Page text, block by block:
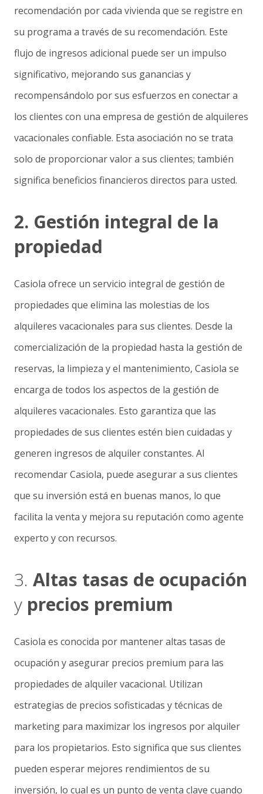
recomendación por cada vivienda que se registre en
su programa a través de su recomendación. Este
flujo de ingresos adicional puede ser un impulso
significativo, mejorando sus ganancias y
recompensándolo por sus esfuerzos en conectar a
los clientes con una empresa de gestión de alquileres
vacacionales confiable. Esta asociación no se trata
solo de proporcionar valor a sus clientes; también
significa beneficios financieros directos para usted.
2. Gestión integral de la
propiedad
Casiola ofrece un servicio integral de gestión de
propiedades que elimina las molestias de los
alquileres vacacionales para sus clientes. Desde la
comercialización de la propiedad hasta la gestión de
reservas, la limpieza y el mantenimiento, Casiola se
encarga de todos los aspectos de la gestión de
alquileres vacacionales. Esto garantiza que las
propiedades de sus clientes estén bien cuidadas y
generen ingresos de alquiler constantes. Al
recomendar Casiola, puede asegurar a sus clientes
que su inversión está en buenas manos, lo que
facilita la venta y mejora su reputación como agente
experto y con recursos.
3. Altas tasas de ocupación
y precios premium
Casiola es conocida por mantener altas tasas de
ocupación y asegurar precios premium para las
propiedades de alquiler vacacional. Utilizan
estrategias de precios sofisticadas y técnicas de
marketing para maximizar los ingresos por alquiler
para los propietarios. Esto significa que sus clientes
pueden esperar mejores rendimientos de su
inversión, lo cual es un punto de venta clave cuando